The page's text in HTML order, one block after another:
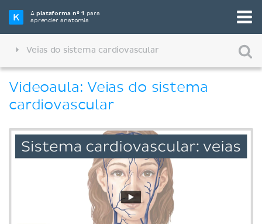
Aplataforma nº 1 para
aprender anatomia
Veias do sistema cardiovascular
Videoaula: Veias do sistema
cardiovascular